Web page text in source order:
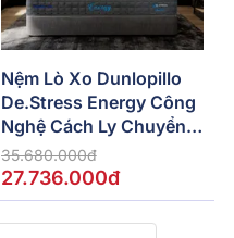
Nệm Lò Xo Dunlopillo
De.Stress Energy Công
Nghệ Cách Ly Chuyển
Động
35.680.000đ
27.736.000đ